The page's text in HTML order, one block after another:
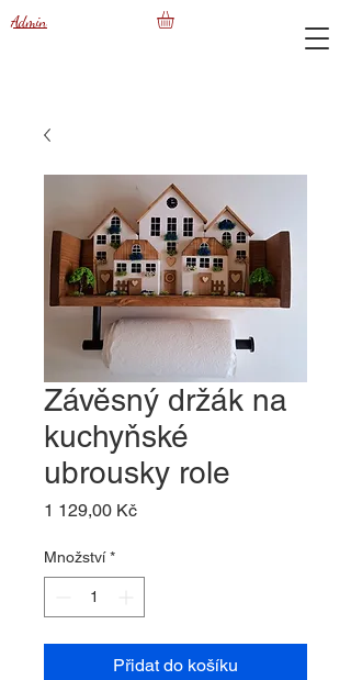
Admin
Závěsný držák na
kuchyňské
ubrousky role
1 129,00 KčCena
Množství *
Přidat do košíku